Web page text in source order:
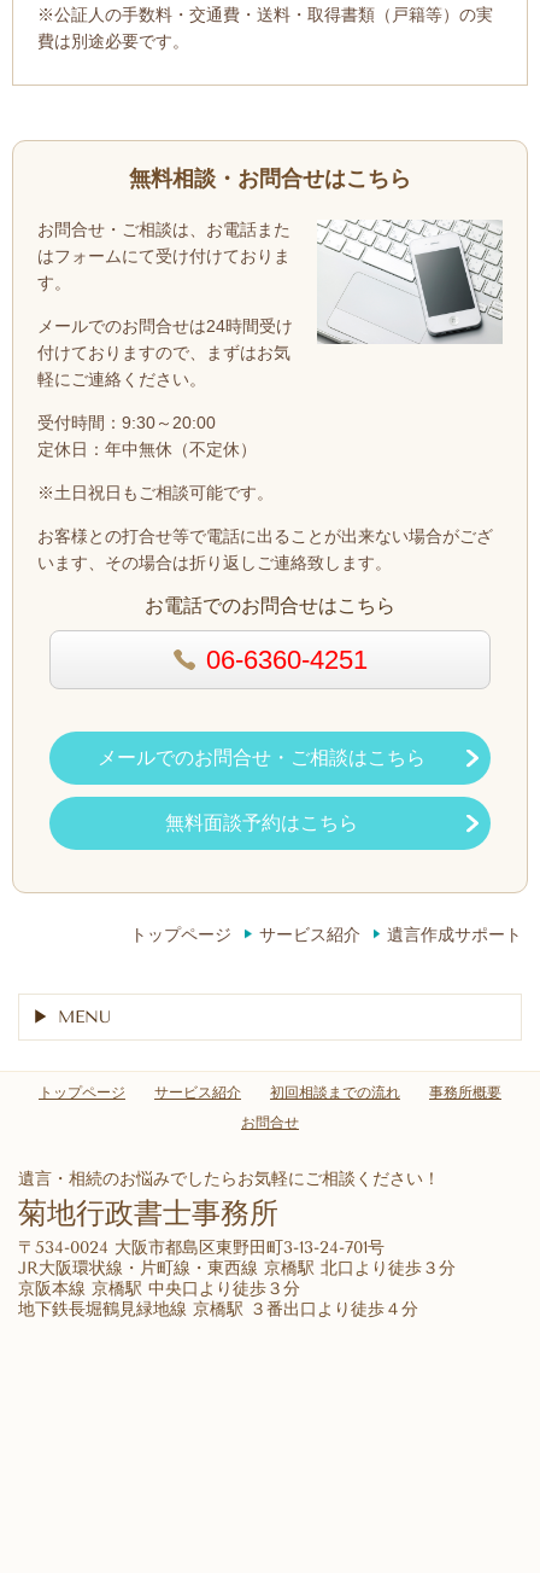
※公証人の手数料・交通費・送料・取得書類（戸籍等）の実
費は別途必要です。
無料相談・お問合せはこちら
お問合せ・ご相談は、お電話また
はフォームにて受け付けておりま
す。
メールでのお問合せは24時間受け
付けておりますので、まずはお気
軽にご連絡ください。
受付時間： 9:30～20:00
定休日：年中無休（不定休）
※土日祝日も ご相談可能です。
お客様との打合せ等で電話に出ることが出来ない場合がござ
います、その場合は折り返しご連絡致します。
お電話でのお問合せはこちら
06-6360-4251
メールでのお問合せ・ご相談はこちら
無料面談予約はこちら
トップページ サービス紹介 遺言作成サポート
MENU
トップページ サービス紹介 初回相談までの流れ
事務所概要
お問合せ
遺言・相続のお悩みでしたらお気軽にご相談ください！
菊地行政書士事務所
〒534-0024 大阪市都島区東野田町3-13-24-701号
JR大阪環状線・片町線・東西線 京橋駅 北口より徒歩３分
京阪本線 京橋駅 中央口より徒歩３分
地下鉄長堀鶴見緑地線 京橋駅 ３番出口より徒歩４分